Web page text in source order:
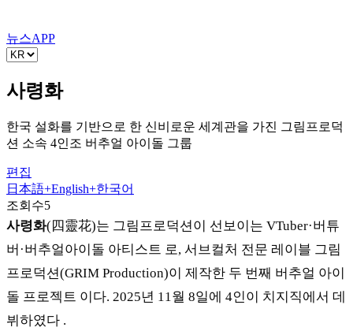
뉴스APP
사령화
한국 설화를 기반으로 한 신비로운 세계관을 가진 그림프로덕
션 소속 4인조 버추얼 아이돌 그룹
편집
日本語+English+한국어
조회수5
사령화(四靈花)는 그림프로덕션이 선보이는 VTuber·버튜
버·버추얼아이돌 아티스트 로, 서브컬처 전문 레이블 그림
프로덕션(GRIM Production)이 제작한 두 번째 버추얼 아이
돌 프로젝트 이다. 2025년 11월 8일에 4인이 치지직에서 데
뷔하였다 .